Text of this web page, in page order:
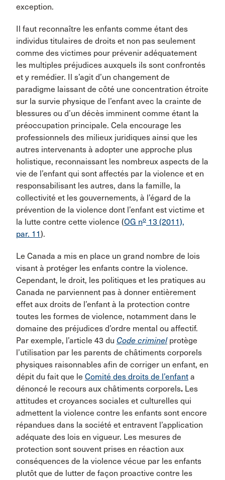
exception.
Il faut reconnaître les enfants comme étant des
individus titulaires de droits et non pas seulement
comme des victimes pour prévenir adéquatement
les multiples préjudices auxquels ils sont confrontés
et y remédier. Il s’agit d’un changement de
paradigme laissant de côté une concentration étroite
sur la survie physique de l’enfant avec la crainte de
blessures ou d’un décès imminent comme étant la
préoccupation principale. Cela encourage les
professionnels des milieux juridiques ainsi que les
autres intervenants à adopter une approche plus
holistique, reconnaissant les nombreux aspects de la
vie de l’enfant qui sont affectés par la violence et en
responsabilisant les autres, dans la famille, la
collectivité et les gouvernements, à l’égard de la
prévention de la violence dont l’enfant est victime et
la lutte contre cette violence (OG no 13 (2011),
par. 11).
Le Canada a mis en place un grand nombre de lois
visant à protéger les enfants contre la violence.
Cependant, le droit, les politiques et les pratiques au
Canada ne parviennent pas à donner entièrement
effet aux droits de l’enfant à la protection contre
toutes les formes de violence, notamment dans le
domaine des préjudices d’ordre mental ou affectif.
Par exemple, l’article 43 du Code criminelprotège
l’utilisation par les parents de châtiments corporels
physiques raisonnables afin de corriger un enfant, en
dépit du fait que le Comité des droits de l’enfant a
dénoncé le recours aux châtiments corporels. Les
attitudes et croyances sociales et culturelles qui
admettent la violence contre les enfants sont encore
répandues dans la société et entravent l’application
adéquate des lois en vigueur. Les mesures de
protection sont souvent prises en réaction aux
conséquences de la violence vécue par les enfants
plutôt que de lutter de façon proactive contre les